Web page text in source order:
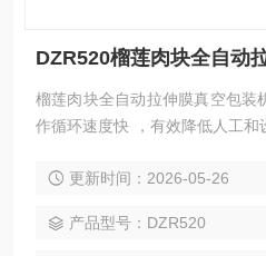
DZR520榴莲肉块全自动
榴莲肉块全自动拉伸膜真空包装
作循环速度快 ，有效降低人工和
强等特点；
更新时间：2026-05-26
产品型号：DZR520